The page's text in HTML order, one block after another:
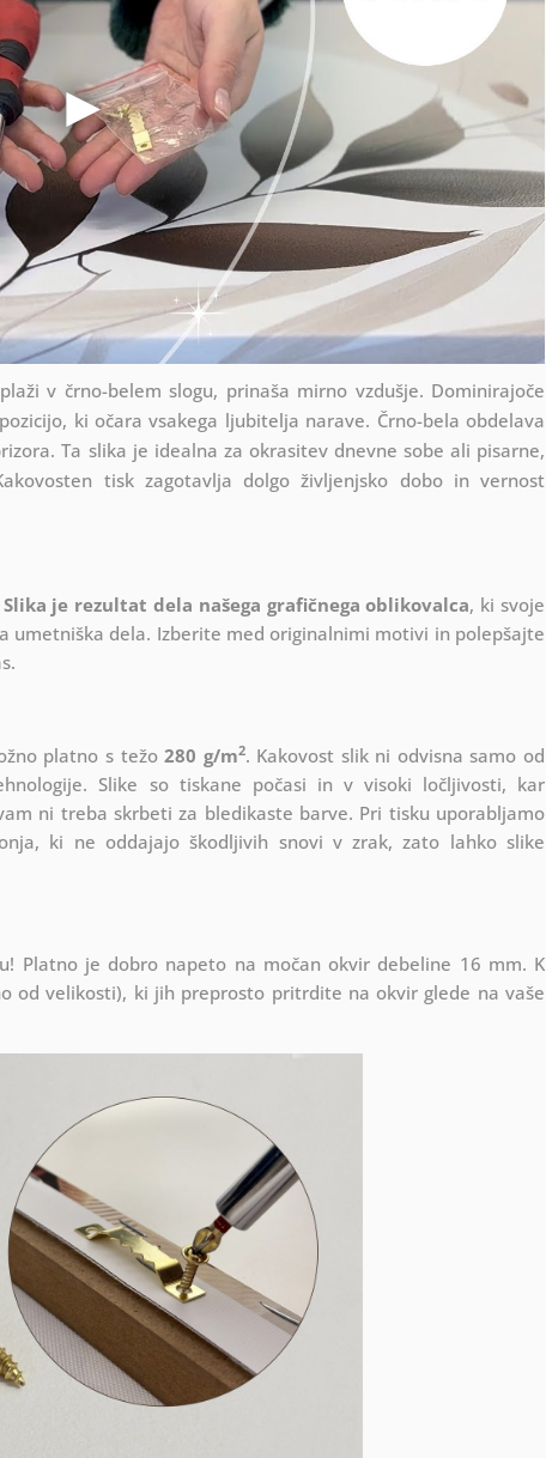
v črno-belem slogu, prinaša mirno vzdušje. Dominirajoče
ki očara vsakega ljubitelja narave. Črno-bela obdelava
Ta slika je idealna za okrasitev dnevne sobe ali pisarne,
tisk zagotavlja dolgo življenjsko dobo in vernost
Slika je rezultat dela našega grafičnega oblikovalca, ki svoje
umetniška dela. Izberite med originalnimi motivi in polepšajte
platno s težo280 g/m2. Kakovost slik ni odvisna samo od
Slike so tiskane počasi in v visoki ločljivosti, kar
ni treba skrbeti za bledikaste barve. Pri tisku uporabljamo
ki ne oddajajo škodljivih snovi v zrak, zato lahko slike
Platno je dobro napeto na močan okvir debeline 16 mm. K
od velikosti), ki jih preprosto pritrdite na okvir glede na vaše